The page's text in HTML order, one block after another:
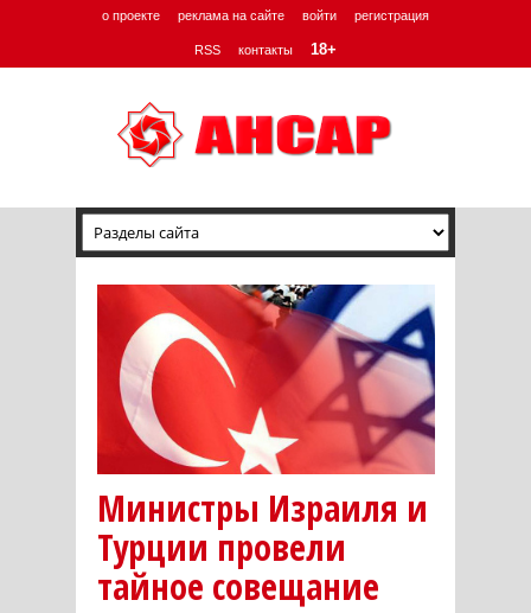
о проекте реклама на сайте войти регистрация
RSS контакты 18+
Министры Израиля и
Турции провели
тайное совещание